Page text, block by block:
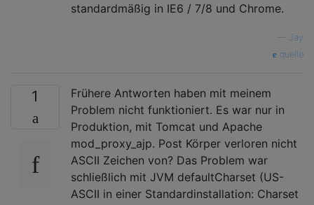
standardmäßig in IE6 / 7/8 und Chrome.
Jay
quelle
1
Frühere Antworten haben mit meinem
Problem nicht funktioniert. Es war nur in
Produktion, mit Tomcat und Apache
mod_proxy_ajp. Post Körper verloren nicht
ASCII Zeichen von? Das Problem war
schließlich mit JVM defaultCharset (US-
ASCII in einer Standardinstallation: Charset